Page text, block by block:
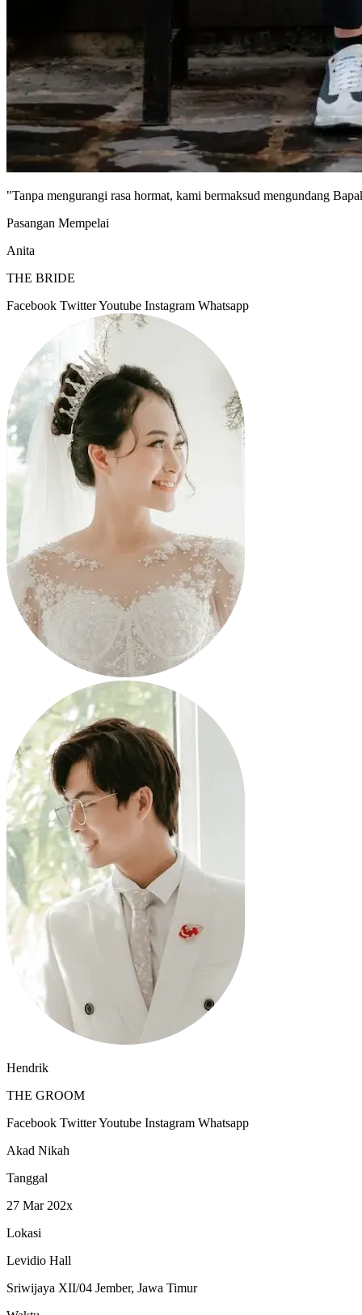
"Tanpa mengurangi rasa hormat, kami bermaksud mengundang
Pasangan Mempelai
Anita
THE BRIDE
Facebook TwitterYoutube Instagram Whatsapp
Hendrik
THE GROOM
Facebook TwitterYoutube Instagram Whatsapp
Akad Nikah
Tanggal
27 Mar 202x
Lokasi
Levidio Hall
Sriwijaya XII/04 Jember, Jawa Timur